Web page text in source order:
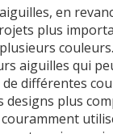
en
plus
aiguilles qui
de différentes
plus